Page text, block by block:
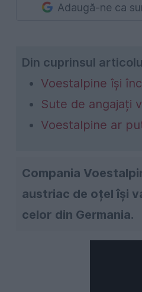
Adaugă-ne ca
Din cuprinsul
Voestalpine își
Sute de angajați
Voestalpine ar
Compania
austriac de oțel își
celor din Germania.